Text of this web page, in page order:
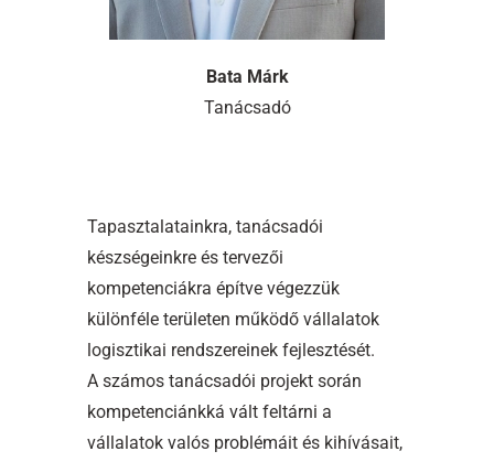
Bata Márk
Tanácsadó
Tapasztalatainkra, tanácsadói
készségeinkre és tervezői
kompetenciákra építve végezzük
különféle területen működő vállalatok
logisztikai rendszereinek fejlesztését.
A számos tanácsadói projekt során
kompetenciánkká vált feltárni a
vállalatok valós problémáit és kihívásait,